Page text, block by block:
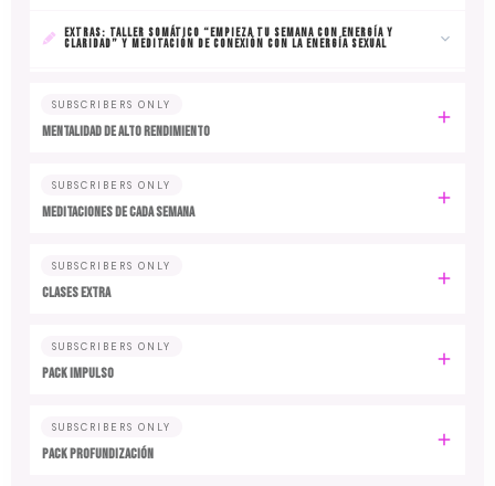
EXTRAS: TALLER SOMÁTICO “EMPIEZA TU SEMANA CON ENERGÍA Y
CLARIDAD” Y MEDITACIÓN DE CONEXIÓN CON LA ENERGÍA SEXUAL
SUBSCRIBERS ONLY
MENTALIDAD DE ALTO RENDIMIENTO
SUBSCRIBERS ONLY
MEDITACIONES DE CADA SEMANA
SUBSCRIBERS ONLY
CLASES EXTRA
SUBSCRIBERS ONLY
PACK IMPULSO
SUBSCRIBERS ONLY
PACK PROFUNDIZACIÓN